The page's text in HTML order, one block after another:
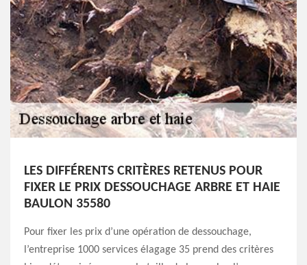
LES DIFFÉRENTS CRITÈRES RETENUS POUR
FIXER LE PRIX DESSOUCHAGE ARBRE ET HAIE
BAULON 35580
Pour fixer les prix d’une opération de dessouchage,
l’entreprise 1000 services élagage 35 prend des critères